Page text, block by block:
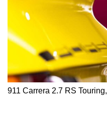
911 Carrera 2.7 RS Touring,